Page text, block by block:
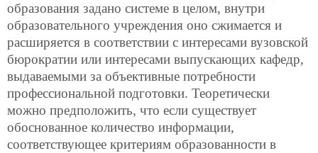
образования задано системе в целом, внутри
образовательного учреждения оно сжимается и
расширяется в соответствии с интересами вузовской
бюрократии или интересами выпускающих кафедр,
выдаваемыми за объективные потребности
профессиональной подготовки. Теоретически
можно предположить, что если существует
обоснованное количество информации,
соответствующее критериям образованности в